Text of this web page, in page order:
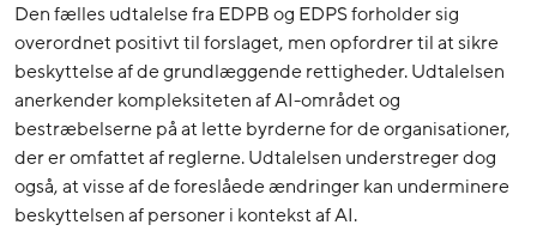
Den fælles udtalelse fra EDPB og EDPS forholder sig
overordnet positivt til forslaget, men opfordrer til at sikre
beskyttelse af de grundlæggende rettigheder. Udtalelsen
anerkender kompleksiteten af AI-området og
bestræbelserne på at lette byrderne for de organisationer,
der er omfattet af reglerne. Udtalelsen understreger dog
også, at visse af de foreslåede ændringer kan underminere
beskyttelsen af personer i kontekst af AI.